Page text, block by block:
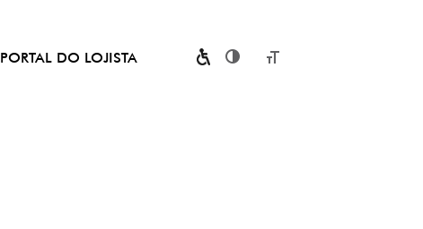
PORTAL DO LOJISTA Toggle High Contrast
Toggle Font size